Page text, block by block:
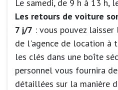
Le samedi, de 9 h à 13 h,
Les retours de voiture
7 j/7 : vous pouvez
de l'agence de location à
les clés dans une boîte
personnel vous fournira
détaillées sur la manière